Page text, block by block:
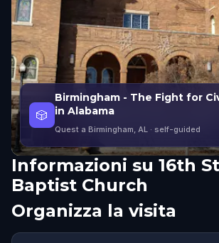
🎲
Birmingham - The Fight for
in Alabama
Quest a Birmingham, AL · self-guided
Informazioni su 16th
Baptist Church
Organizza la visita